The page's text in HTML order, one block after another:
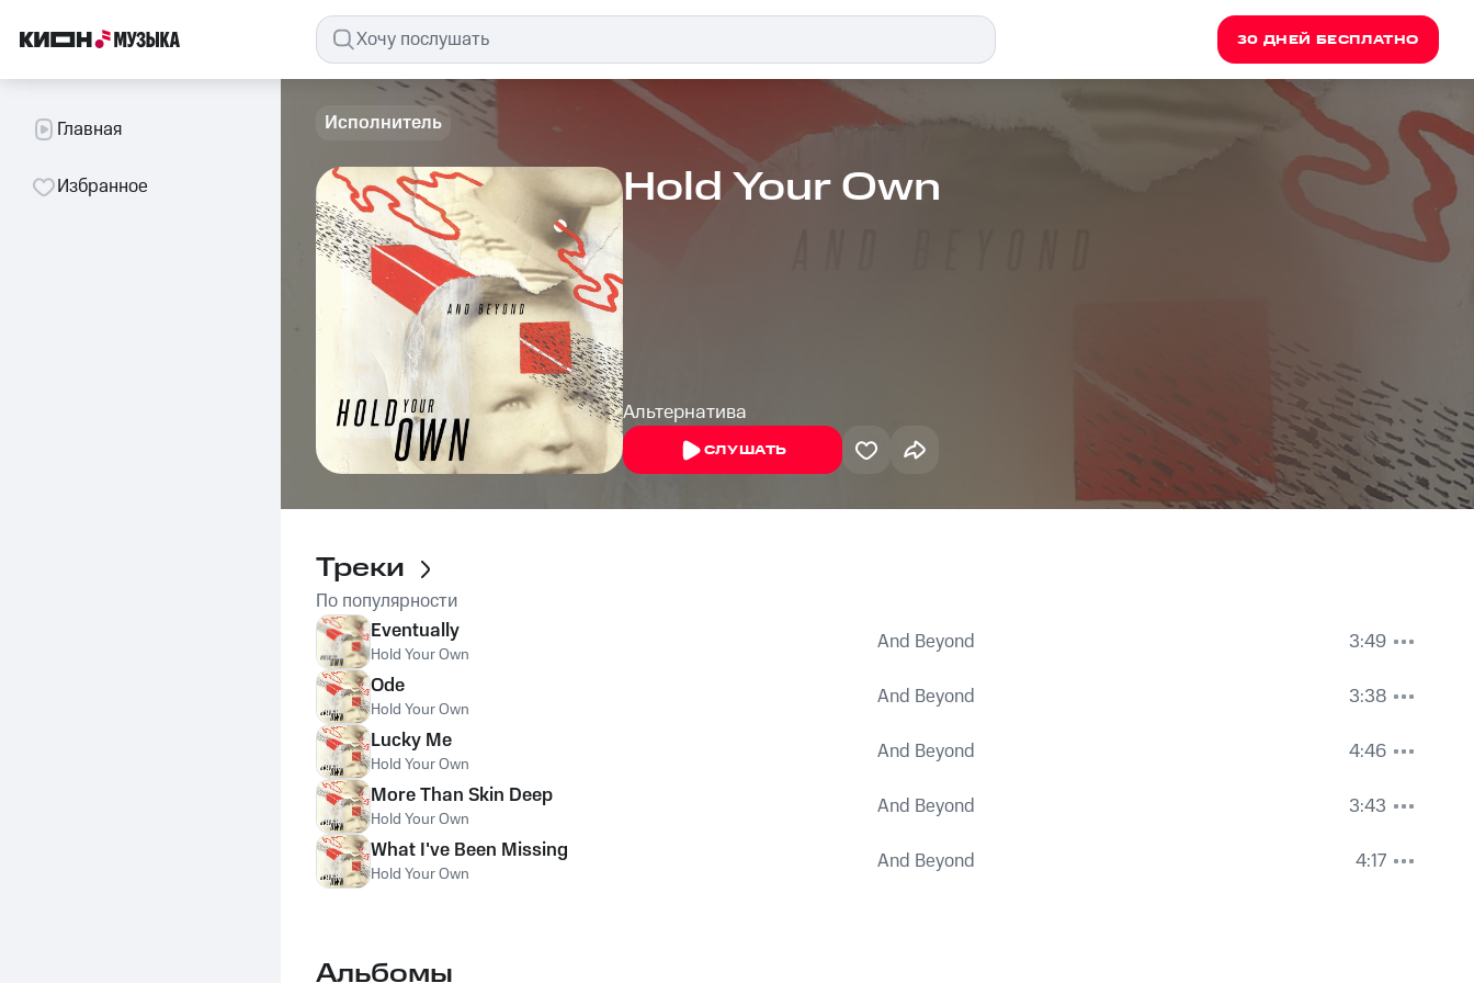
30 ДНЕЙ БЕСПЛАТНО
Главная
Избранное
Исполнитель
Hold Your Own
Альтернатива
СЛУШАТЬ
Треки
По популярности
Eventually
Hold Your Own And Beyond
3:49
Ode
Hold Your Own And Beyond
3:38
Lucky Me
Hold Your Own And Beyond
4:46
More Than Skin Deep
Hold Your Own And Beyond
3:43
What I've Been Missing
Hold Your Own And Beyond 4:17
Альбомы